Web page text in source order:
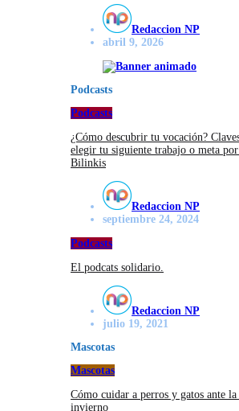
Redaccion NP
abril 9, 2026
Podcasts
Podcasts
¿Cómo descubrir tu vocación?
elegir tu siguiente trabajo o meta
Bilinkis
Redaccion NP
septiembre 24, 2024
Podcasts
El podcats solidario.
Redaccion NP
julio 19, 2021
Mascotas
Mascotas
Cómo cuidar a perros y gatos ante la
invierno